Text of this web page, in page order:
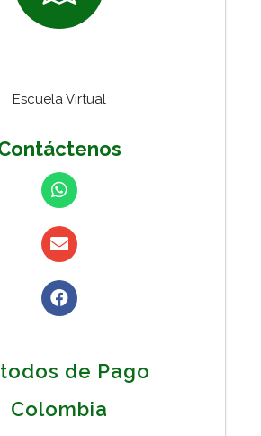
Escuela Virtual
de Pago
Colombia